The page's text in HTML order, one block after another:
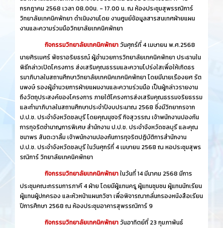
กรกฎาคม 2568 เวลา 08.00น. - 17.00 น. ณ ห้องประชุมสุพรรณิการ์
วิทยาลัยเทคนิคพัทยา ดำเนินงานโดย งานศูนย์ข้อมูลสารสนเทศฝ่ายแผน
งานและความร่วมมือวิทยาลัยเทคนิคพัทยา
กิจกรรมวิทยาลัยเทคนิคพัทยาวันศุกร์ที่ 4 เมษายน พ.ศ.2568
นายศิรเมศร์ พัชราอริยธรณ์ ผู้อำนวยการวิทยาลัยเทคนิคพัทยา ประธานใน
พิธีกล่าวเปิดโครงการ ส่งเสริมคุณธรรมและความโปร่งใสเพื่อให้เกิดธร
รมาภิบาลในสถานศึกษาวิทยาลัยเทคนิคเทคนิคพัทยา โดยมีนายเรืองยศ รัต
นพงษ์ รองผู้อำนวยการฝ่ายแผนงานและความร่วมมือ เป็นผู้กล่าวรายงาน
ถึงวัตถุประสงค์ของโครงการ ภายใต้โครงการส่งเสริมคุณธรรมจริยธรรม
และทำมาภิบาลในสถานศึกษาประจำปีงบประมาณ 2568 ซึ่งมีวิทยากรจาก
ป.ป.ช. ประจำจังหวัดชลบุรี โดยคุณนุชจรี กิจสุวรรณ เจ้าพนักงานปองกัน
การทุจริตชำนาญการพิเศษ สำนักงาน ป.ป.ช. ประจำจังหวัดชลบุรี และคุณ
ชนาพร สันตะวาลิ้ม เจ้าพนักงานปองกันการทุจริตปฏิบัติการสำนักงาน
ป.ป.ช. ประจำจังหวัดชลบุรี ในวันศุกร์ที่ 4 เมษายน 2568 ณ หอประชุมสุพร
รณิการ์ วิทยาลัยเทคนิคพัทยา
กิจกรรมวิทยาลัยเทคนิคพัทยาในวันที่ 14 มีนาคม 2568 มีการ
ประชุมคณะกรรมการภาคี 4 ฝ่าย โดยมีผู้แทนครู ผู้แทนชุมชน ผู้แทนนักเรียน
ผู้แทนผู้ปกครอง และหัวหน้าแผนกวิชา เพื่อพิจารณากลั่นกรองหนังสือเรียน
ปีการศึกษา 2568 ณ ห้องประชุมอาคารสุพรรณิการ์ 9
กิจกรรมวิทยาลัยเทคนิคพัทยาวันอาทิตย์ที่ 23 กุมภาพันธ์